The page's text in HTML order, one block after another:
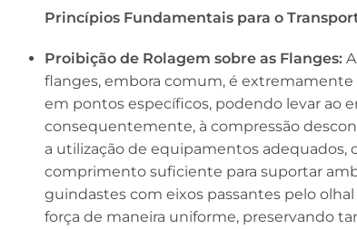
Princípios Fundamentais para o
Proibição de Rolagem sobre as Flanges:A
flanges, embora comum, é extremamente
em pontos específicos, podendo levar ao
consequentemente, à compressão
a utilização de equipamentos adequados,
comprimento suficiente para suportar
guindastes com eixos passantes pelo
força de maneira uniforme, preservando